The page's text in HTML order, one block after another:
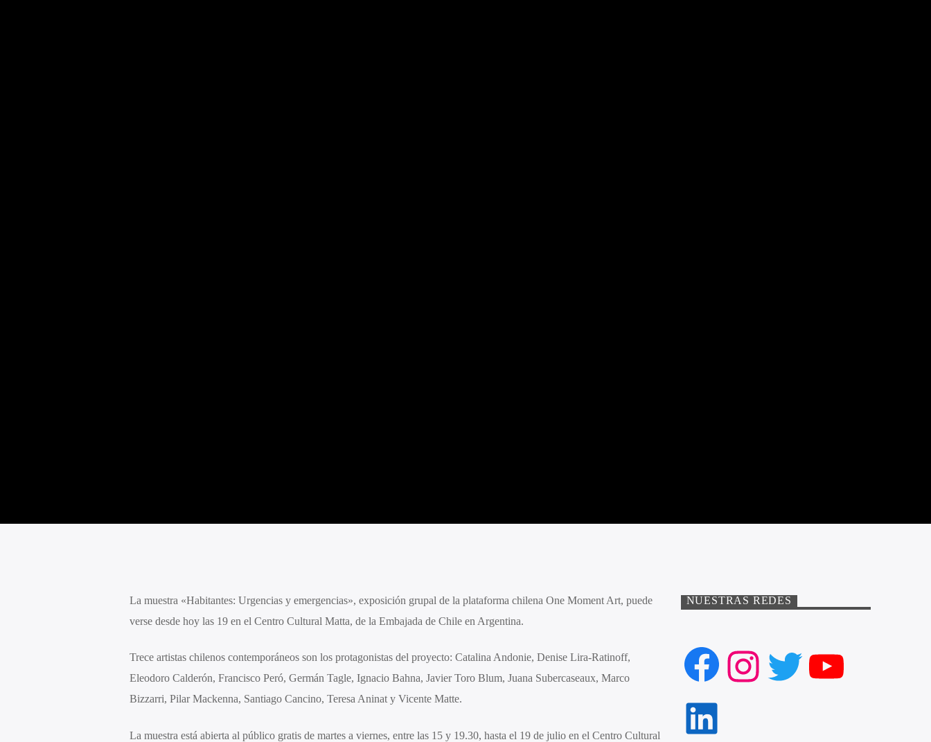
La muestra «Habitantes: Urgencias y emergencias», exposición grupal de la plataforma chilena One Moment Art, puede
verse desde hoy las 19 en el Centro Cultural Matta, de la Embajada de Chile en Argentina.
Trece artistas chilenos contemporáneos son los protagonistas del proyecto: Catalina Andonie, Denise Lira-Ratinoff,
Eleodoro Calderón, Francisco Peró, Germán Tagle, Ignacio Bahna, Javier Toro Blum, Juana Subercaseaux, Marco
Bizzarri, Pilar Mackenna, Santiago Cancino, Teresa Aninat y Vicente Matte.
La muestra está abierta al público gratis de martes a viernes, entre las 15 y 19.30, hasta el 19 de julio en el Centro Cultural
NUESTRAS REDES
Facebook
Instagram
TwitterYouTube
LinkedIn